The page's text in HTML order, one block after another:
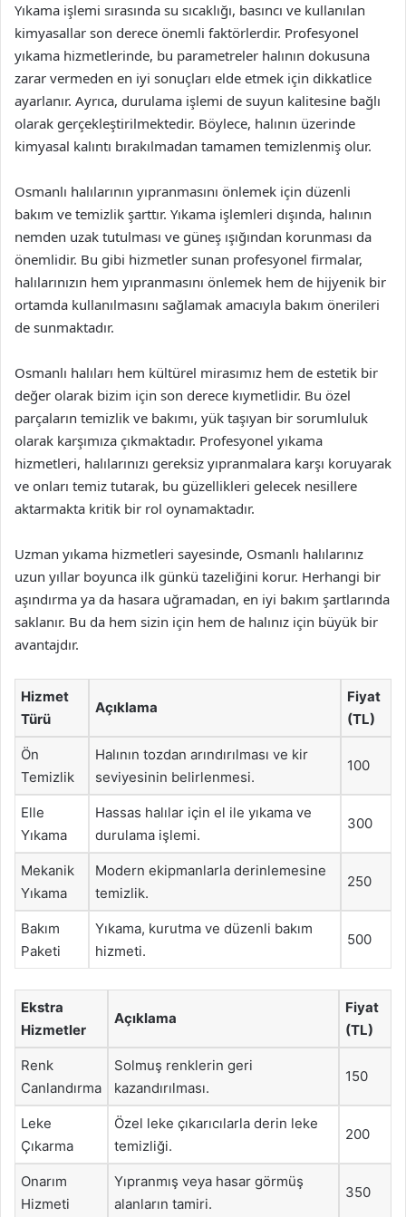
Yıkama işlemi sırasında su sıcaklığı, basıncı ve kullanılan
kimyasallar son derece önemli faktörlerdir. Profesyonel
yıkama hizmetlerinde, bu parametreler halının dokusuna
zarar vermeden en iyi sonuçları elde etmek için dikkatlice
ayarlanır. Ayrıca, durulama işlemi de suyun kalitesine bağlı
olarak gerçekleştirilmektedir. Böylece, halının üzerinde
kimyasal kalıntı bırakılmadan tamamen temizlenmiş olur.
Osmanlı halılarının yıpranmasını önlemek için düzenli
bakım ve temizlik şarttır. Yıkama işlemleri dışında, halının
nemden uzak tutulması ve güneş ışığından korunması da
önemlidir. Bu gibi hizmetler sunan profesyonel firmalar,
halılarınızın hem yıpranmasını önlemek hem de hijyenik bir
ortamda kullanılmasını sağlamak amacıyla bakım önerileri
de sunmaktadır.
Osmanlı halıları hem kültürel mirasımız hem de estetik bir
değer olarak bizim için son derece kıymetlidir. Bu özel
parçaların temizlik ve bakımı, yük taşıyan bir sorumluluk
olarak karşımıza çıkmaktadır. Profesyonel yıkama
hizmetleri, halılarınızı gereksiz yıpranmalara karşı koruyarak
ve onları temiz tutarak, bu güzellikleri gelecek nesillere
aktarmakta kritik bir rol oynamaktadır.
Uzman yıkama hizmetleri sayesinde, Osmanlı halılarınız
uzun yıllar boyunca ilk günkü tazeliğini korur. Herhangi bir
aşındırma ya da hasara uğramadan, en iyi bakım şartlarında
saklanır. Bu da hem sizin için hem de halınız için büyük bir
avantajdır.
Hizmet
Türü
Açıklama
Fiyat
(TL)
Ön
Temizlik
Halının tozdan arındırılması ve kir
seviyesinin belirlenmesi.
100
Elle
Yıkama
Hassas halılar için el ile yıkama ve
durulama işlemi.
300
Mekanik
Yıkama
Modern ekipmanlarla derinlemesine
temizlik.
250
Bakım
Paketi
Yıkama, kurutma ve düzenli bakım
hizmeti.
500
Ekstra
Hizmetler
Açıklama
Fiyat
(TL)
Renk
Canlandırma
Solmuş renklerin geri
kazandırılması.
150
Leke
Çıkarma
Özel leke çıkarıcılarla derin leke
temizliği.
200
Onarım
Hizmeti
Yıpranmış veya hasar görmüş
alanların tamiri.
350